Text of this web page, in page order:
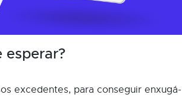
esperar?
excedentes, para conseguir enxugá-